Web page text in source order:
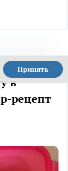
Принять
в
рецепт